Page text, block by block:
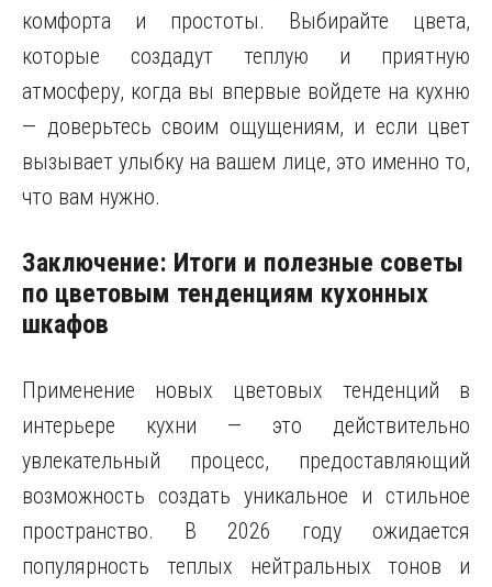
комфорта и простоты. Выбирайте цвета,
которые создадут теплую и приятную
атмосферу, когда вы впервые войдете на кухню
— доверьтесь своим ощущениям, и если цвет
вызывает улыбку на вашем лице, это именно то,
что вам нужно.
Заключение: Итоги и полезные советы
по цветовым тенденциям кухонных
шкафов
Применение новых цветовых тенденций в
интерьере кухни — это действительно
увлекательный процесс, предоставляющий
возможность создать уникальное и стильное
пространство. В 2026 году ожидается
популярность теплых нейтральных тонов и